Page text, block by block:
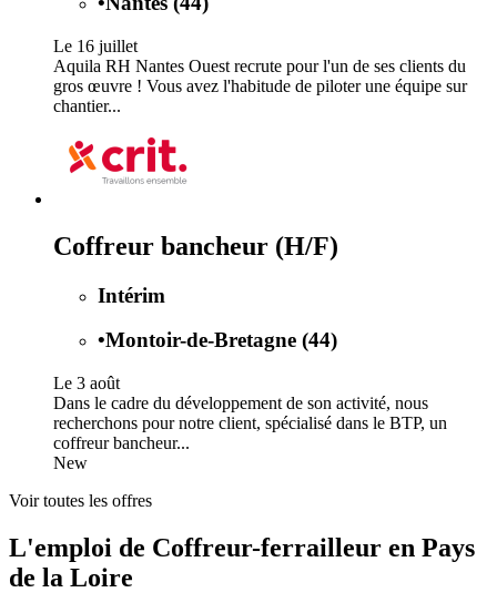
Le 16 juillet
Aquila RH Nantes Ouest recrute pour l'un de ses clients du
gros œuvre ! Vous avez l'habitude de piloter une équipe sur
chantier...
Coffreur bancheur (H/F)
Intérim
•Montoir-de-Bretagne (44)
Le 3 août
Dans le cadre du développement de son activité, nous
recherchons pour notre client, spécialisé dans le BTP, un
coffreur bancheur...
New
Voir toutes les offres
L'emploi de Coffreur-ferrailleur en Pays
de la Loire